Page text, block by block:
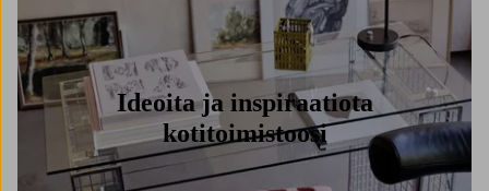
Ideoita ja inspiraatiota
kotitoimistoosi